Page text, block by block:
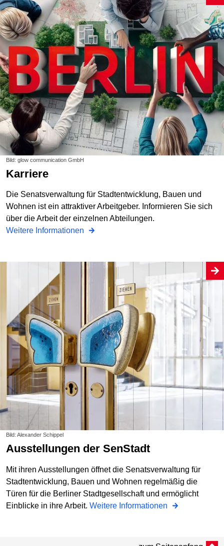
Bild: glow communication GmbH
Karriere
Die Senatsverwaltung für Stadtentwicklung, Bauen und
Wohnen ist ein attraktiver Arbeitgeber. Informieren Sie sich
über die Arbeit der einzelnen Abteilungen.
Weitere Informationen
Bild: Alexander Schippel
Ausstellungen der SenStadt
Mit ihren Ausstellungen öffnet die Senatsverwaltung für
Stadtentwicklung, Bauen und Wohnen regelmäßig die
Türen für die Berliner Stadtgesellschaft und ermöglicht
Einblicke in ihre Arbeit. Weitere Informationen